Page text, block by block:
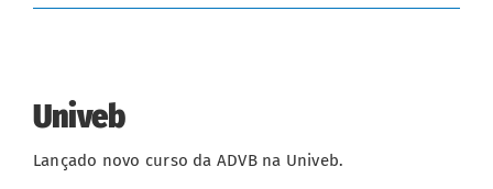
Univeb
Lançado novo curso da ADVB na Univeb.